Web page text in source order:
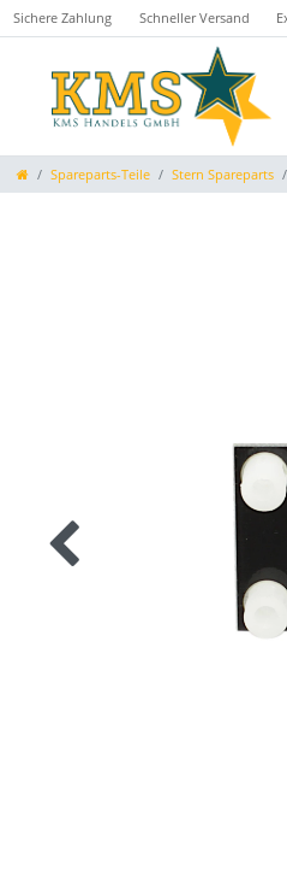
Sichere Zahlung Schneller Versand
Spareparts-Teile Stern Spareparts